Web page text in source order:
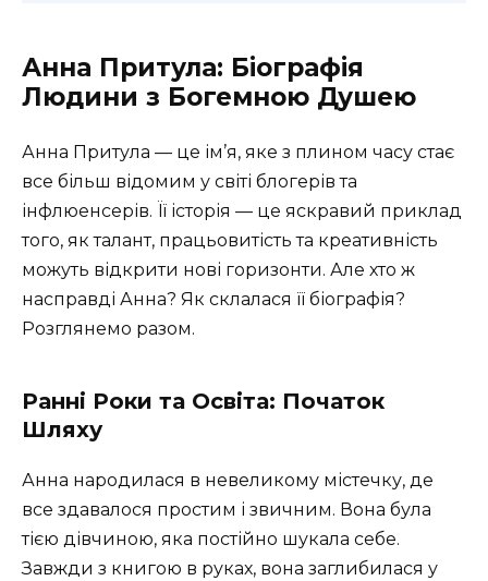
Анна Притула: Біографія
Людини з Богемною Душею
Анна Притула — це ім’я, яке з плином часу стає
все більш відомим у світі блогерів та
інфлюенсерів. Її історія — це яскравий приклад
того, як талант, працьовитість та креативність
можуть відкрити нові горизонти. Але хто ж
насправді Анна? Як склалася її біографія?
Розглянемо разом.
Ранні Роки та Освіта: Початок
Шляху
Анна народилася в невеликому містечку, де
все здавалося простим і звичним. Вона була
тією дівчиною, яка постійно шукала себе.
Завжди з книгою в руках, вона заглибилася у